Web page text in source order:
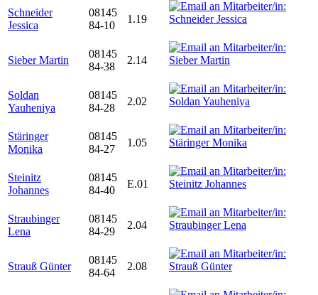
Schneider
Jessica
08145
84-10
1.19
Sieber Martin
08145
84-38
2.14
Soldan
Yauheniya
08145
84-28
2.02
Stäringer
Monika
08145
84-27
1.05
Steinitz
Johannes
08145
84-40
E.01
Straubinger
Lena
08145
84-29
2.04
Strauß Günter
08145
84-64
2.08